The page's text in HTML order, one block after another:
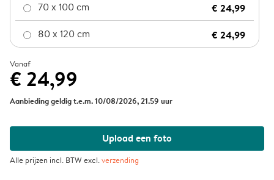
70 x 100 cm € 24,99
80 x 120 cm € 24,99
Vanaf
€ 24,99
Aanbieding geldig t.e.m. 10/08/2026, 21.59 uur
Upload een foto
Alle prijzen incl. BTW excl.verzending